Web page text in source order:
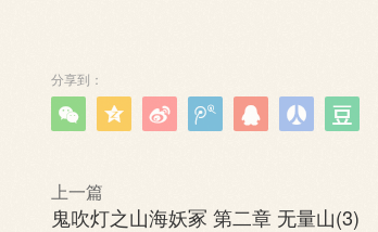
分享到：
      
上一篇
鬼吹灯之山海妖冢 第二章 无量山(3)